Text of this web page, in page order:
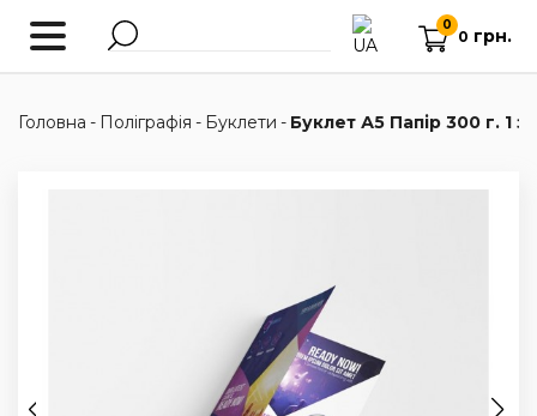
0
0 грн.
Головна - Поліграфія - Буклети - Буклет А5 Папір 300 г. 1